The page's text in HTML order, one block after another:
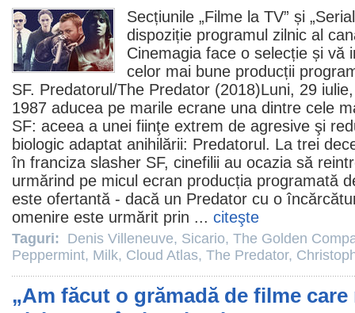
Secțiunile „Filme la TV” și „
dispoziție programul zilnic al
Cinemagia face o selecție și vă
celor mai bune producții
SF. Predatorul/The Predator (2018)Luni, 29
1987 aducea pe marile ecrane una dintre cele
SF: aceea a unei fiinţe extrem de agresive şi
biologic adaptat anihilării: Predatorul. La trei
în franciza slasher SF, cinefilii au ocazia să
urmărind pe micul ecran producția programată
este ofertantă - dacă un Predator cu o
omenire este urmărit prin ... citeşte
Taguri: Denis Villeneuve, Sicario, The Golden
Peppermint, Milk, Cloud Atlas, The Predator,
„Am făcut o grămadă de filme